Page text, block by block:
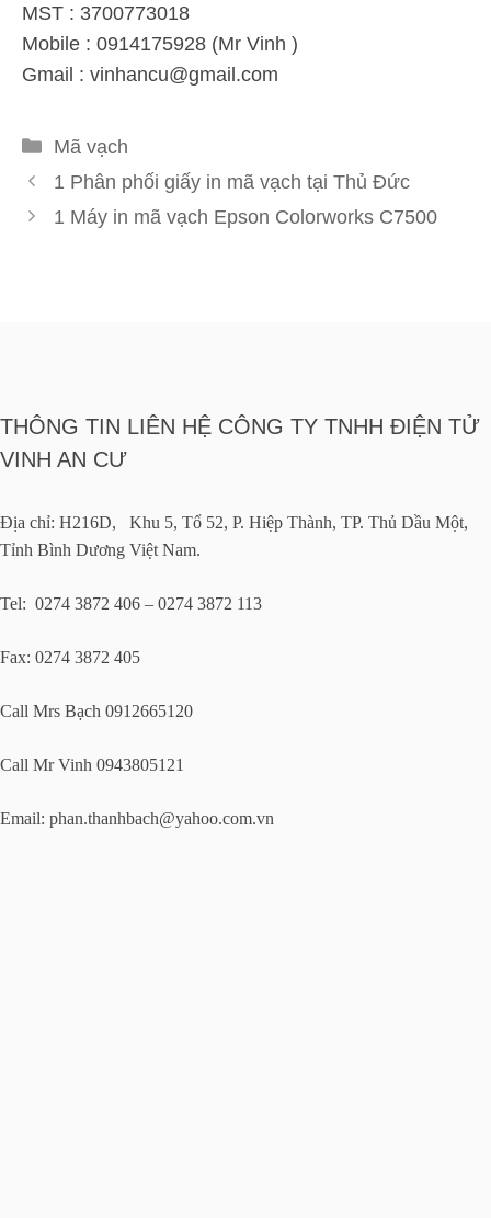
MST : 3700773018
Mobile : 0914175928 (Mr Vinh )
Gmail : vinhancu@gmail.com
Danh
mục
Mã vạch
1 Phân phối giấy in mã vạch tại Thủ Đức
1 Máy in mã vạch Epson Colorworks C7500
THÔNG TIN LIÊN HỆ CÔNG TY TNHH ĐIỆN TỬ
VINH AN CƯ
Địa chỉ: H216D, Khu 5, Tổ 52, P. Hiệp Thành, TP. Thủ Dầu Một,
Tỉnh Bình Dương Việt Nam.
Tel: 0274 3872 406 – 0274 3872 113
Fax: 0274 3872 405
Call Mrs Bạch 0912665120
Call Mr Vinh 0943805121
Email: phan.thanhbach@yahoo.com.vn